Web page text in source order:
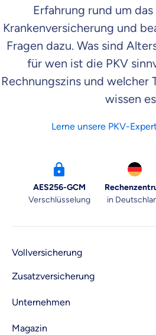
Erfahrung rund um
Krankenversicherung und
Fragen dazu. Was sind
für wen ist die PKV
Rechnungszins und welcher
wissen
Lerne unsere PKV-
AES256-GCM
Verschlüsselung
in
Vollversicherung
Zusatzversicherung
Unternehmen
Magazin